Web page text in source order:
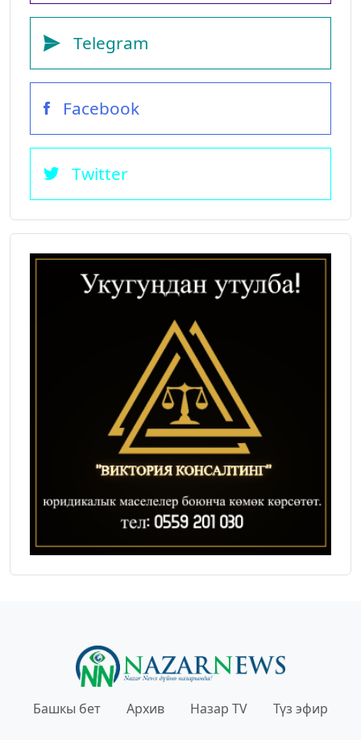
Telegram
Facebook
Twitter
Башкы бет Архив Назар TV Түз эфир